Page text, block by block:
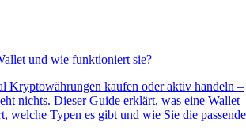
und wie funktioniert sie?
Kryptowährungen kaufen oder aktiv handeln –
nichts. Dieser Guide erklärt, was eine Wallet
welche Typen es gibt und wie Sie die passende